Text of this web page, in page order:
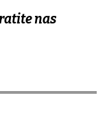
nas